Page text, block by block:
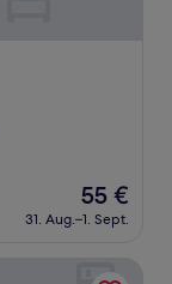
Der
Preis
beträgt
55 €
31. Aug.–1. Sept.